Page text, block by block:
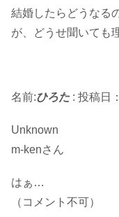
結婚したらどうなる
が、どうせ聞いても
名前:ひろた : 投稿日
Unknown
m-kenさん
はぁ…
（コメント不可）